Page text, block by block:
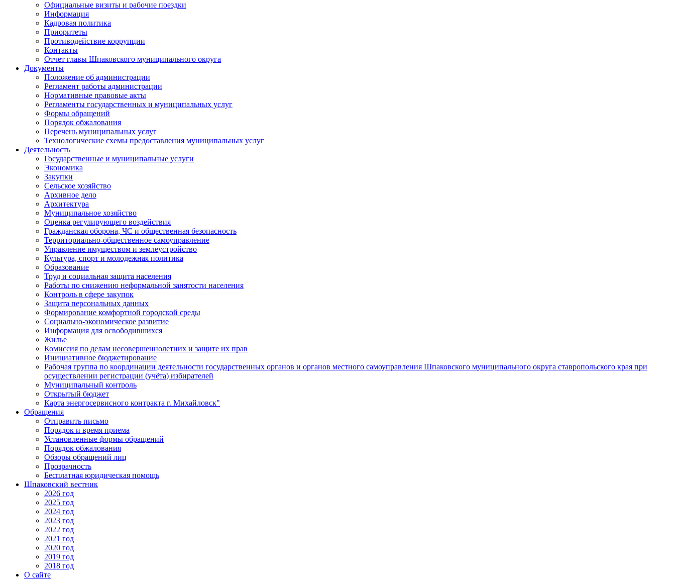
Официальные визиты и рабочие поездки
Информация
Кадровая политика
Приоритеты
Противодействие коррупции
Контакты
Отчет главы Шпаковского муниципального округа
Документы
Положение об администрации
Регламент работы администрации
Нормативные правовые акты
Регламенты государственных и муниципальных услуг
Формы обращений
Порядок обжалования
Перечень муниципальных услуг
Технологические схемы предоставления муниципальных услуг
Деятельность
Государственные и муниципальные услуги
Экономика
Закупки
Сельское хозяйство
Архивное дело
Архитектура
Муниципальное хозяйство
Оценка регулирующего воздействия
Гражданская оборона, ЧС и общественная безопасность
Территориально-общественное самоуправление
Управление имуществом и землеустройство
Культура, спорт и молодежная политика
Образование
Труд и социальная защита населения
Работы по снижению неформальной занятости населения
Контроль в сфере закупок
Защита персональных данных
Формирование комфортной городской среды
Социально-экономическое развитие
Информация для освободившихся
Жилье
Комиссия по делам несовершеннолетних и защите их прав
Инициативное бюджетирование
Рабочая группа по координации деятельности государственных органов и органов местного самоуправления Шпаковского муниципального округа ставропольского края при
осуществлении регистрации (учёта) избирателей
Муниципальный контроль
Открытый бюджет
Карта энергосервисного контракта г. Михайловск"
Обращения
Отправить письмо
Порядок и время приема
Установленные формы обращений
Порядок обжалования
Обзоры обращений лиц
Прозрачность
Бесплатная юридическая помощь
Шпаковский вестник
2026 год
2025 год
2024 год
2023 год
2022 год
2021 год
2020 год
2019 год
2018 год
О сайте